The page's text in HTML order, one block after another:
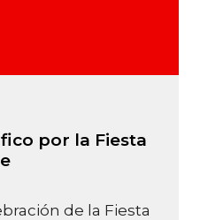
por la Fiesta
de la Fiesta